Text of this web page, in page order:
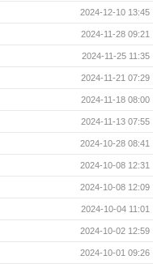
2024-12-10 13:45
2024-11-28 09:21
2024-11-25 11:35
2024-11-21 07:29
2024-11-18 08:00
2024-11-13 07:55
2024-10-28 08:41
2024-10-08 12:31
2024-10-08 12:09
2024-10-04 11:01
2024-10-02 12:59
2024-10-01 09:26